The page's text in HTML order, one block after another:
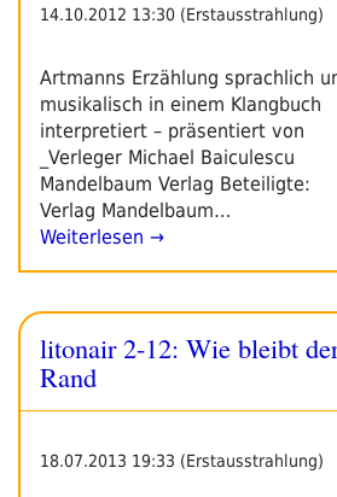
14.10.2012 13:30 (Erstausstrahlung)
Artmanns Erzählung sprachlich
musikalisch in einem Klangbuch
interpretiert – präsentiert von
_Verleger Michael Baiculescu
Mandelbaum Verlag Beteiligte:
Verlag Mandelbaum…
Weiterlesen →
litonair 2-12: Wie bleibt
Rand
18.07.2013 19:33 (Erstausstrahlung)